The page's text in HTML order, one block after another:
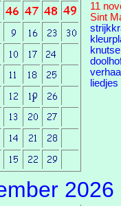
11
Sint
liedjes
2026